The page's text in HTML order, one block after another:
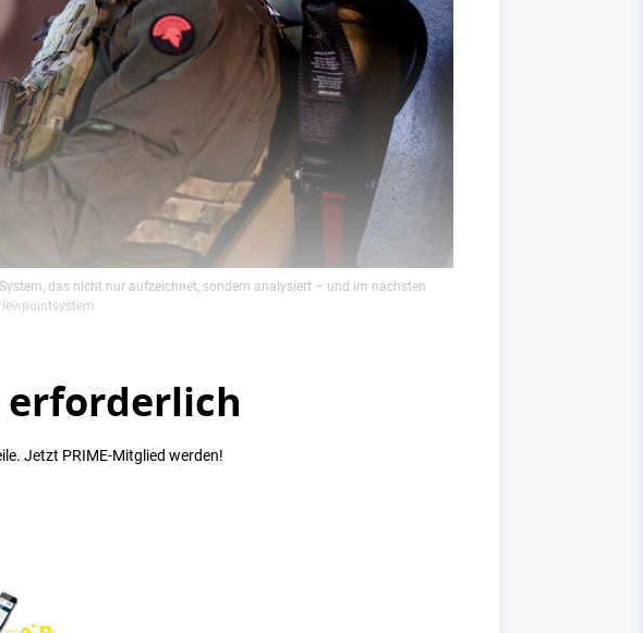
das nicht nur aufzeichnet, sondern analysiert – und im nächsten
Jetzt PRIME-Mitglied werden!